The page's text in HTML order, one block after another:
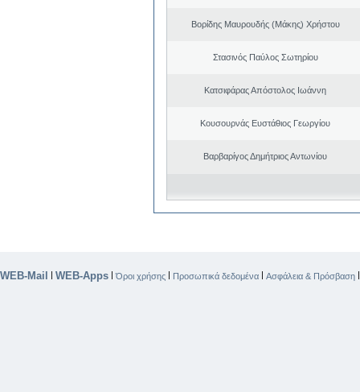
Βορίδης Μαυρουδής (Μάκης) Χρήστου
Στασινός Παύλος Σωτηρίου
Κατσιφάρας Απόστολος Ιωάννη
Κουσουρνάς Ευστάθιος Γεωργίου
Βαρβαρίγος Δημήτριος Αντωνίου
WEB-Mail | WEB-Apps |Όροι χρήσης | Προσωπικά δεδομένα | Ασφάλεια & Πρόσβαση